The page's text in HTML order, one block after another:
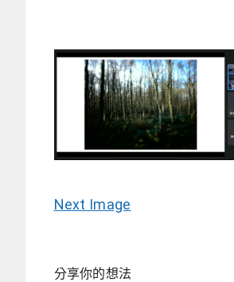
Next Image
分享你的想法